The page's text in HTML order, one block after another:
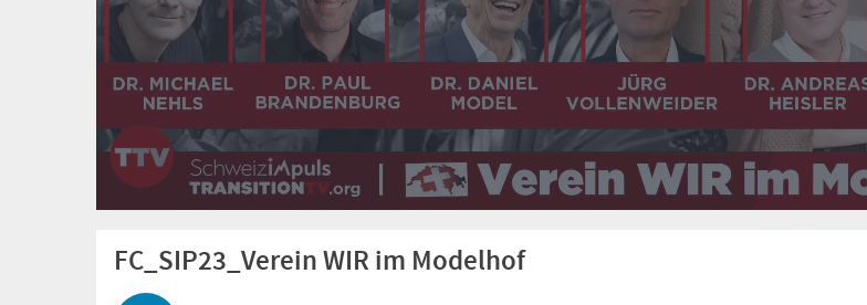
Video
FC_SIP23_Verein WIR im Modelhof